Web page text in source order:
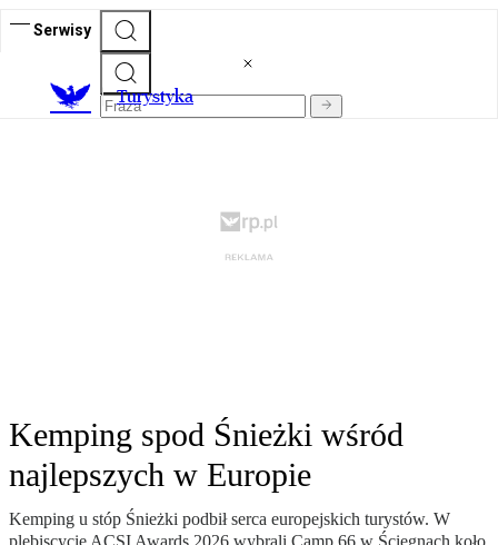
Serwisy
Turystyka
Kemping spod Śnieżki wśród
najlepszych w Europie
Kemping u stóp Śnieżki podbił serca europejskich turystów. W
plebiscycie ACSI Awards 2026 wybrali Camp 66 w Ścięgnach koło